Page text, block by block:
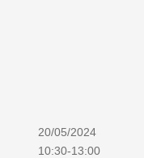
20/05/2024
10:30-13:00